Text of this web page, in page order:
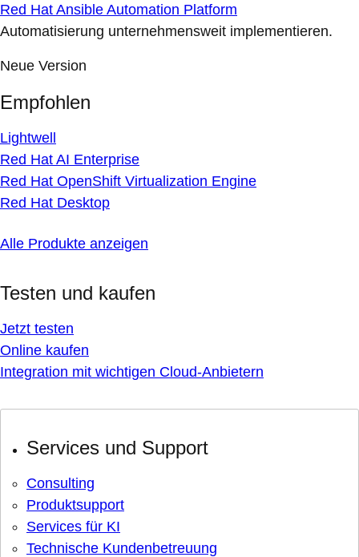
Red Hat Ansible Automation Platform
Automatisierung unternehmensweit implementieren.
Neue Version
Empfohlen
Lightwell
Red Hat AI Enterprise
Red Hat OpenShift Virtualization Engine
Red Hat Desktop
Alle Produkte anzeigen
Testen und kaufen
Jetzt testen
Online kaufen
Integration mit wichtigen Cloud-Anbietern
Services und Support
Consulting
Produktsupport
Services für KI
Technische Kundenbetreuung